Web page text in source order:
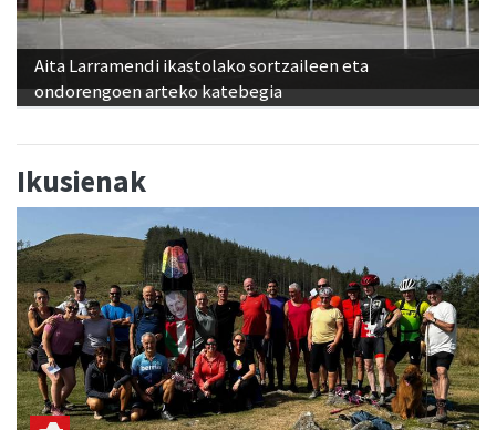
Aita Larramendi ikastolako sortzaileen eta
ondorengoen arteko katebegia
Ikusienak